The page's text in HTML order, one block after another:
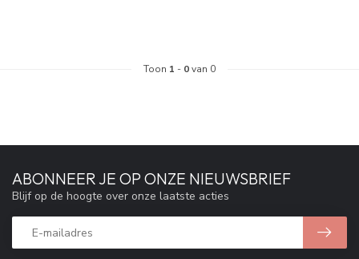
Toon 1 - 0van 0
ABONNEER JE OP ONZE NIEUWSBRIEF
Blijf op de hoogte over onze laatste acties